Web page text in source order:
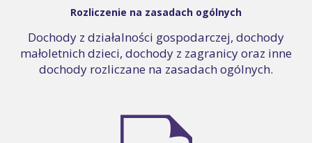
Rozliczenie na zasadach ogólnych
Dochody z działalności gospodarczej, dochody
małoletnich dzieci, dochody z zagranicy oraz inne
dochody rozliczane na zasadach ogólnych.